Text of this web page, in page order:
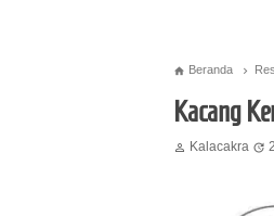
 Beranda 
Kacang
 Kalacakra 